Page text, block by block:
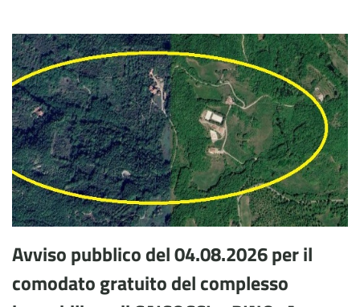
Avviso pubblico del 04.08.2026 per il comodato gratuito del
Avviso pubblico del 04.08.2026 per il
comodato gratuito del complesso